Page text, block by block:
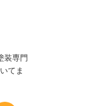
装専門
てま